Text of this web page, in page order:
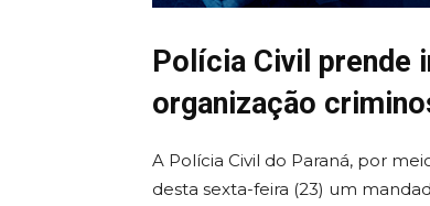
Polícia Civil prende
organização
A Polícia Civil do Paraná, por
desta sexta-feira (23) um